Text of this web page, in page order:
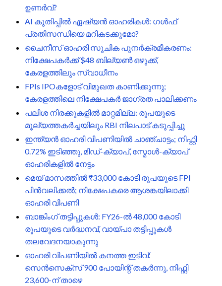
ഉണർവ്?
AI കുതിപ്പിൽ ഏഷ്യൻ ഓഹരികൾ: ഗൾഫ്
പ്രതിസന്ധിയെ മറികടക്കുമോ?
ചൈനീസ് ഓഹരി സൂചിക പുനർക്രമീകരണം:
നിക്ഷേപകർക്ക് $48 ബില്യൺ ഒഴുക്ക്,
കേരളത്തിലും സ്വാധീനം
FPIs IPOകളോട് വിമുഖത കാണിക്കുന്നു;
കേരളത്തിലെ നിക്ഷേപകർ ജാഗ്രത പാലിക്കണം
പലിശ നിരക്കുകളിൽ മാറ്റമില്ല: രൂപയുടെ
മൂല്യത്തകർച്ചയിലും RBI നിലപാട് കടുപ്പിച്ചു
ഇന്ത്യൻ ഓഹരി വിപണിയിൽ ചാഞ്ചാട്ടം; നിഫ്റ്റി
0.72% ഇടിഞ്ഞു, മിഡ്-ക്യാപ്, സ്മോൾ-ക്യാപ്
ഓഹരികളിൽ നേട്ടം
മെയ് മാസത്തിൽ ₹33,000 കോടി രൂപയുടെ FPI
പിൻവലിക്കൽ; നിക്ഷേപകരെ ആശങ്കയിലാക്കി
ഓഹരി വിപണി
ബാങ്കിംഗ് തട്ടിപ്പുകൾ: FY26-ൽ 48,000 കോടി
രൂപയുടെ വർദ്ധനവ്, വായ്പാ തട്ടിപ്പുകൾ
തലവേദനയാകുന്നു
ഓഹരി വിപണിയിൽ കനത്ത ഇടിവ്:
സെൻസെക്സ് 900 പോയിന്റ് തകർന്നു, നിഫ്റ്റി
23,600-ന് താഴെ